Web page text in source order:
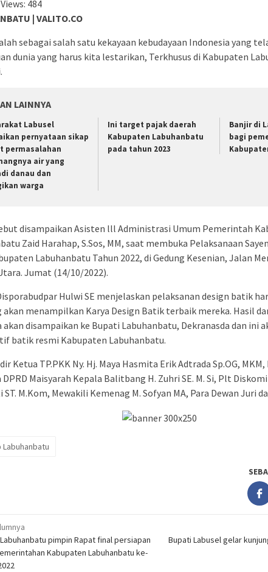
484
| VALITO.CO
sebagai salah satu kekayaan kebudayaan Indonesia yang
dunia yang harus kita lestarikan, Terkhusus di Kabupaten
LAINNYA
Labusel
pernyataan sikap
permasalahan
air yang
danau dan
warga
Ini target pajak daerah
Kabupaten Labuhanbatu
pada tahun 2023
Banjir di
bagi
disampaikan Asisten lll Administrasi Umum Pemerintah
Zaid Harahap, S.Sos, MM, saat membuka Pelaksanaan
Labuhanbatu Tahun 2022, di Gedung Kesenian, Jalan
Jumat (14/10/2022).
Hulwi SE menjelaskan pelaksanan design batik
akan menampilkan Karya Design Batik terbaik mereka. Hasil
disampaikan ke Bupati Labuhanbatu, Dekranasda dan ini
batik resmi Kabupaten Labuhanbatu.
Ketua TP.PKK Ny. Hj. Maya Hasmita Erik Adtrada Sp.OG,
Maisyarah Kepala Balitbang H. Zuhri SE. M. Si, Plt
ST. M.Kom, Mewakili Kemenag M. Sofyan MA, Para Dewan Juri
Labuhanbatu
pimpin Rapat final persiapan
Kabupaten Labuhanbatu ke-
Bupati Labusel gelar